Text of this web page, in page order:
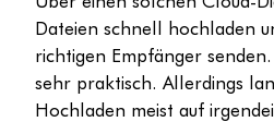
Dateien schnell hochladen
richtigen Empfänger
sehr praktisch. Allerdings
Hochladen meist auf